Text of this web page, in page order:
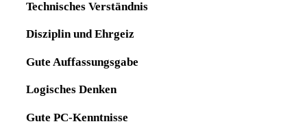
Technisches Verständnis
Disziplin und Ehrgeiz
Gute Auffassungsgabe
Logisches Denken
Gute PC-Kenntnisse